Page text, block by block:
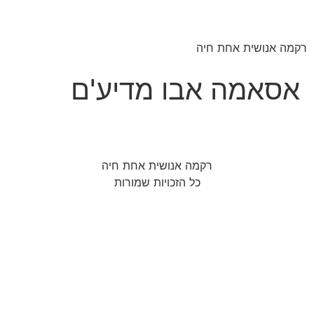
רקמה אנושית אחת חיה
אסאמה אבו מדיע'ם
רקמה אנושית אחת חיה
כל הזכויות שמורות